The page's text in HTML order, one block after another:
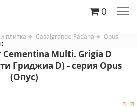
0
плитка Casalgrande Padana
Opus
Multi. Grigia D
Гриджиа D) - серия Opus
(Опус)